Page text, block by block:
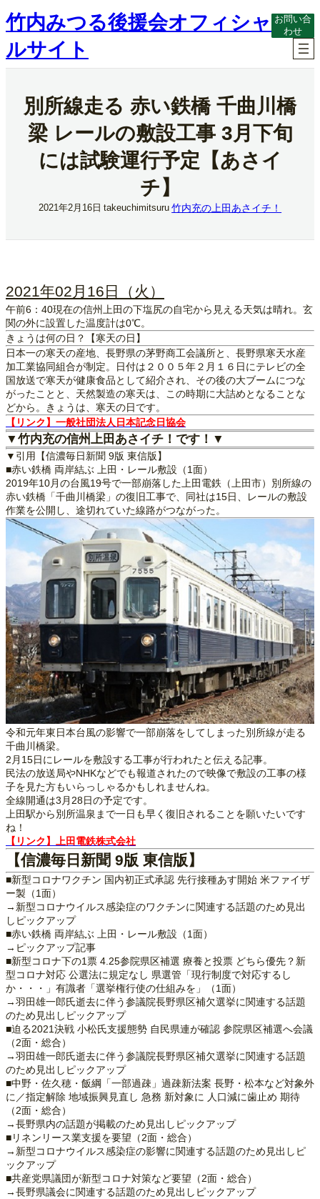
内
容
ス
キ
竹内みつる後援会オフィシャ
ルサイト
お問い合
わせ
別所線走る 赤い鉄橋 千曲川橋
梁 レールの敷設工事 3月下旬
には試験運行予定【あさイ
チ】
2021年2月16日 takeuchimitsuru 竹内充の上田あさイチ！
2021年02月16日（火）
午前6：40現在の信州上田の下塩尻の自宅から見える天気は晴れ。玄
関の外に設置した温度計は0℃。
きょうは何の日？【寒天の日】
日本一の寒天の産地、長野県の茅野商工会議所と、長野県寒天水産
加工業協同組合が制定。日付は２００５年２月１６日にテレビの全
国放送で寒天が健康食品として紹介され、その後の大ブームにつな
がったことと、天然製造の寒天は、この時期に大詰めとなることな
どから。きょうは、寒天の日です。
【リンク】一般社団法人日本記念日協会
▼竹内充の信州上田あさイチ！です！▼
▼引用【信濃毎日新聞 9版 東信版】
■赤い鉄橋 両岸結ぶ 上田・レール敷設（1面）
2019年10月の台風19号で一部崩落した上田電鉄（上田市）別所線の
赤い鉄橋「千曲川橋梁」の復旧工事で、同社は15日、レールの敷設
作業を公開し、途切れていた線路がつながった。
令和元年東日本台風の影響で一部崩落をしてしまった別所線が走る
千曲川橋梁。
2月15日にレールを敷設する工事が行われたと伝える記事。
民法の放送局やNHKなどでも報道されたので映像で敷設の工事の様
子を見た方もいらっしゃるかもしれませんね。
全線開通は3月28日の予定です。
上田駅から別所温泉まで一日も早く復旧されることを願いたいです
ね！
【リンク】上田電鉄株式会社
【信濃毎日新聞 9版 東信版】
■新型コロナワクチン 国内初正式承認 先行接種あす開始 米ファイザ
ー製（1面）
→新型コロナウイルス感染症のワクチンに関連する話題のため見出
しピックアップ
■赤い鉄橋 両岸結ぶ 上田・レール敷設（1面）
→ピックアップ記事
■新型コロナ下の1票 4.25参院県区補選 療養と投票 どちら優先？新
型コロナ対応 公選法に規定なし 県選管「現行制度で対応するし
か・・・」有識者「選挙権行使の仕組みを」（1面）
→羽田雄一郎氏逝去に伴う参議院長野県区補欠選挙に関連する話題
のため見出しピックアップ
■迫る2021決戦 小松氏支援態勢 自民県連が確認 参院県区補選へ会議
（2面・総合）
→羽田雄一郎氏逝去に伴う参議院長野県区補欠選挙に関連する話題
のため見出しピックアップ
■中野・佐久穂・飯綱「一部過疎」過疎新法案 長野・松本など対象外
に／指定解除 地域振興見直し 急務 新対象に 人口減に歯止め 期待
（2面・総合）
→長野県内の話題が掲載のため見出しピックアップ
■リネンリース業支援を要望（2面・総合）
→新型コロナウイルス感染症の影響に関連する話題のため見出しピ
ックアップ
■共産党県議団が新型コロナ対策など要望（2面・総合）
→長野県議会に関連する話題のため見出しピックアップ